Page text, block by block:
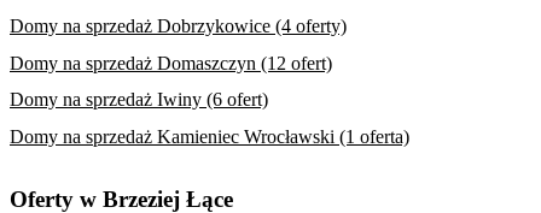
Domy na sprzedaż Dobrzykowice (4 oferty)
Domy na sprzedaż Domaszczyn (12 ofert)
Domy na sprzedaż Iwiny (6 ofert)
Domy na sprzedaż Kamieniec Wrocławski (1 oferta)
Oferty w Brzeziej Łące